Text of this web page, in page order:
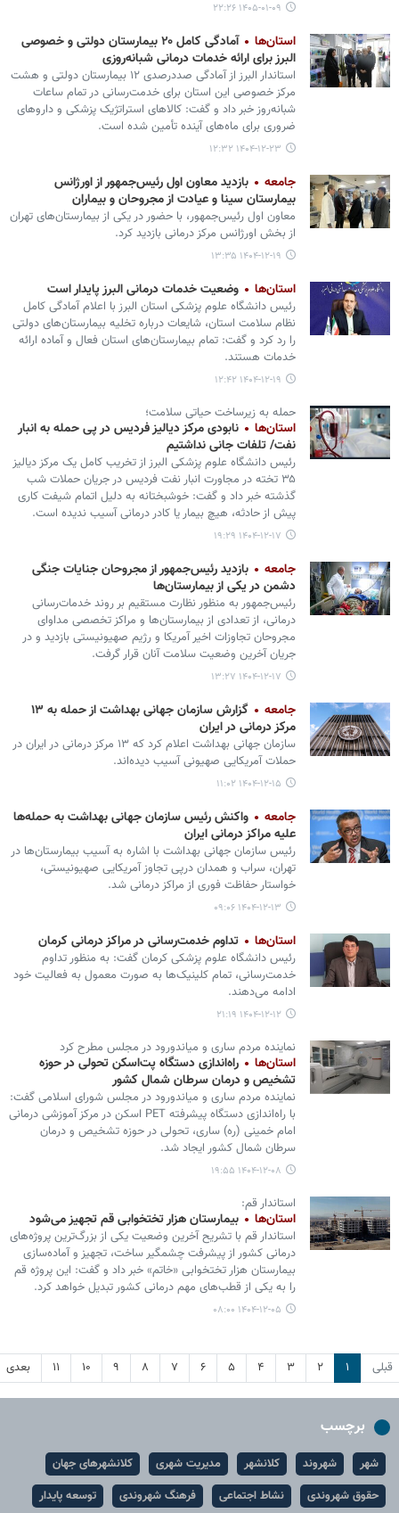
۱۴۰۵-۰۱-۰۹ ۲۲:۲۶
استان‌ها
آمادگی کامل ۲۰ بیمارستان دولتی و خصوصی
البرز برای ارائه خدمات درمانی شبانه‌روزی
استاندار البرز از آمادگی صددرصدی ۱۲ بیمارستان دولتی و هشت
مرکز خصوصی این استان برای خدمت‌رسانی در تمام ساعات
شبانه‌روز خبر داد و گفت: کالاهای استراتژیک پزشکی و داروهای
ضروری برای ماه‌های آینده تأمین شده است.
۱۴۰۴-۱۲-۲۳ ۱۲:۳۲
جامعه
بازدید معاون اول رئیس‌جمهور از اورژانس
بیمارستان سینا و عیادت از مجروحان و بیماران
معاون اول رئیس‌جمهور، با حضور در یکی از بیمارستان‌های تهران
از بخش اورژانس مرکز درمانی بازدید کرد.
۱۴۰۴-۱۲-۱۹ ۱۳:۳۵
استان‌ها وضعیت خدمات درمانی البرز پایدار است
رئیس دانشگاه علوم پزشکی استان البرز با اعلام آمادگی کامل
نظام سلامت استان، شایعات درباره تخلیه بیمارستان‌های دولتی
را رد کرد و گفت: تمام بیمارستان‌های استان فعال و آماده ارائه
خدمات هستند.
۱۴۰۴-۱۲-۱۹ ۱۲:۴۲
حمله به زیرساخت حیاتی سلامت؛
استان‌ها
نابودی مرکز دیالیز فردیس در پی حمله به انبار
نفت/ تلفات جانی نداشتیم
رئیس دانشگاه علوم پزشکی البرز از تخریب کامل یک مرکز دیالیز
۳۵ تخته در مجاورت انبار نفت فردیس در جریان حملات شب
گذشته خبر داد و گفت: خوشبختانه به دلیل اتمام شیفت کاری
پیش از حادثه، هیچ بیمار یا کادر درمانی آسیب ندیده است.
۱۴۰۴-۱۲-۱۷ ۱۹:۲۹
جامعه
بازدید رئیس‌جمهور از مجروحان جنایات جنگی
دشمن در یکی از بیمارستان‌ها
رئیس‌جمهور به منظور نظارت مستقیم بر روند خدمات‌رسانی
درمانی، از تعدادی از بیمارستان‌ها و مراکز تخصصی مداوای
مجروحان تجاوزات اخیر آمریکا و رژیم صهیونیستی بازدید و در
جریان آخرین وضعیت سلامت آنان قرار گرفت.
۱۴۰۴-۱۲-۱۷ ۱۳:۲۷
جامعه
گزارش سازمان جهانی بهداشت از حمله به ۱۳
مرکز درمانی در ایران
سازمان جهانی بهداشت اعلام کرد که ۱۳ مرکز درمانی در ایران در
حملات آمریکایی صهیونی آسیب دیده‌اند.
۱۴۰۴-۱۲-۱۵ ۱۱:۰۲
جامعه
واکنش رئیس سازمان جهانی بهداشت به حمله‌ها
علیه مراکز درمانی ایران
رئیس سازمان جهانی بهداشت با اشاره به آسیب بیمارستان‌ها در
تهران، سراب و همدان درپی تجاوز آمریکایی صهیونیستی،
خواستار حفاظت فوری از مراکز درمانی شد.
۱۴۰۴-۱۲-۱۳ ۰۹:۰۶
استان‌ها تداوم خدمت‌رسانی در مراکز درمانی کرمان
رئیس دانشگاه علوم پزشکی کرمان گفت: به منظور تداوم
خدمت‌رسانی، تمام کلینیک‌ها به صورت معمول به فعالیت خود
ادامه می‌دهند.
۱۴۰۴-۱۲-۱۲ ۲۱:۱۹
نماینده مردم ساری و میاندورود در مجلس مطرح کرد
استان‌ها
راه‌اندازی دستگاه پت‌اسکن تحولی در حوزه
تشخیص و درمان سرطان شمال کشور
نماینده مردم ساری و میاندورود در مجلس شورای اسلامی گفت:
با راه‌اندازی دستگاه پیشرفته PET اسکن در مرکز آموزشی درمانی
امام خمینی (ره) ساری، تحولی در حوزه تشخیص و درمان
سرطان شمال کشور ایجاد شد.
۱۴۰۴-۱۲-۰۸ ۱۹:۵۵
استاندار قم:
استان‌ها بیمارستان هزار تختخوابی قم تجهیز می‌شود
استاندار قم با تشریح آخرین وضعیت یکی از بزرگ‌ترین پروژه‌های
درمانی کشور از پیشرفت چشمگیر ساخت، تجهیز و آماده‌سازی
بیمارستان هزار تختخوابی «خاتم» خبر داد و گفت: این پروژه قم
را به یکی از قطب‌های مهم درمانی کشور تبدیل خواهد کرد.
۱۴۰۴-۱۲-۰۵ ۰۸:۰۰
قبلی ۱ ۲ ۳ ۴ ۵ ۶ ۷ ۸ ۹ ۱۰ ۱۱ بعدی
برچسب
شهر شهروند کلانشهر مدیریت شهری
کلانشهرهای جهان
حقوق شهروندی
نشاط اجتماعی فرهنگ شهروندی توسعه پایدار